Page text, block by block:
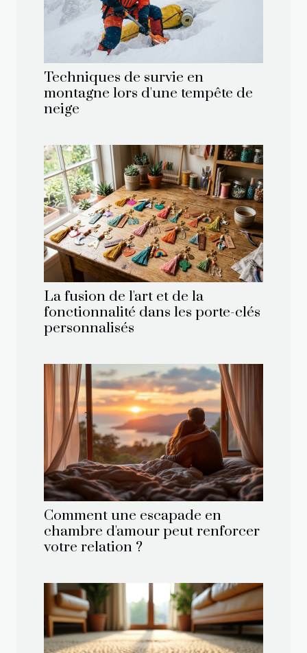
Techniques de survie en
montagne lors d'une tempête de
neige
La fusion de l'art et de la
fonctionnalité dans les porte-clés
personnalisés
Comment une escapade en
chambre d'amour peut renforcer
votre relation ?